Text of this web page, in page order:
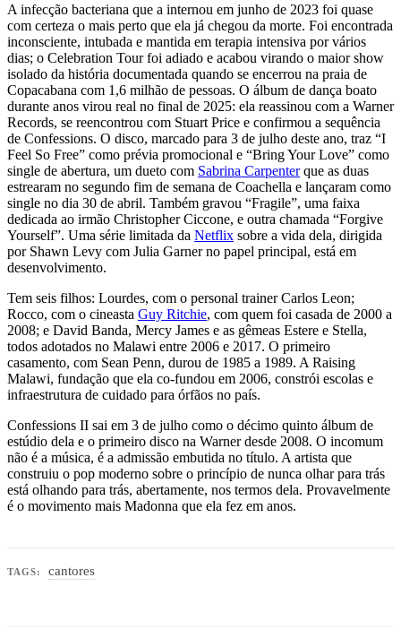
A infecção bacteriana que a internou em junho de 2023 foi quase
com certeza o mais perto que ela já chegou da morte. Foi encontrada
inconsciente, intubada e mantida em terapia intensiva por vários
dias; o Celebration Tour foi adiado e acabou virando o maior show
isolado da história documentada quando se encerrou na praia de
Copacabana com 1,6 milhão de pessoas. O álbum de dança boato
durante anos virou real no final de 2025: ela reassinou com a Warner
Records, se reencontrou com Stuart Price e confirmou a sequência
de Confessions. O disco, marcado para 3 de julho deste ano, traz “I
Feel So Free” como prévia promocional e “Bring Your Love” como
single de abertura, um dueto com Sabrina Carpenterque as duas
estrearam no segundo fim de semana de Coachella e lançaram como
single no dia 30 de abril. Também gravou “Fragile”, uma faixa
dedicada ao irmão Christopher Ciccone, e outra chamada “Forgive
Yourself”. Uma série limitada da Netflix sobre a vida dela, dirigida
por Shawn Levy com Julia Garner no papel principal, está em
desenvolvimento.
Tem seis filhos: Lourdes, com o personal trainer Carlos Leon;
Rocco, com o cineasta Guy Ritchie, com quem foi casada de 2000 a
2008; e David Banda, Mercy James e as gêmeas Estere e Stella,
todos adotados no Malawi entre 2006 e 2017. O primeiro
casamento, com Sean Penn, durou de 1985 a 1989. A Raising
Malawi, fundação que ela co-fundou em 2006, constrói escolas e
infraestrutura de cuidado para órfãos no país.
Confessions II sai em 3 de julho como o décimo quinto álbum de
estúdio dela e o primeiro disco na Warner desde 2008. O incomum
não é a música, é a admissão embutida no título. A artista que
construiu o pop moderno sobre o princípio de nunca olhar para trás
está olhando para trás, abertamente, nos termos dela. Provavelmente
é o movimento mais Madonna que ela fez em anos.
TAGS: cantores